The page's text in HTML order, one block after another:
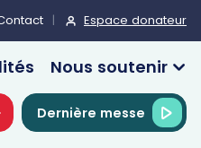
Espace donateur
Nous soutenir
Dernière messe